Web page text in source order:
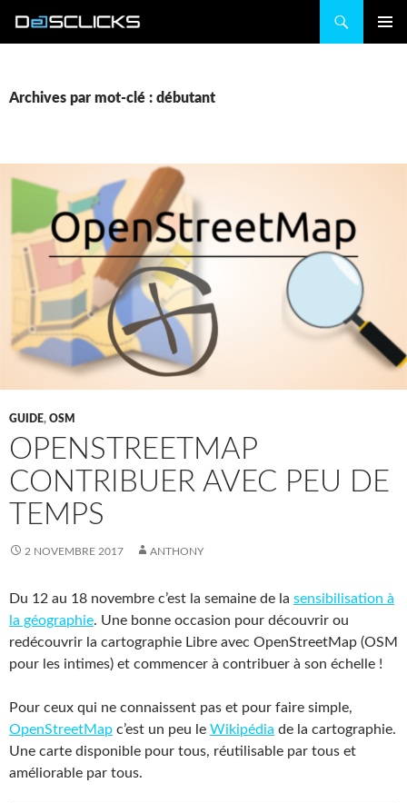
Archives par mot-clé : débutant
GUIDE, OSM
OPENSTREETMAP
CONTRIBUER AVEC PEU DE
TEMPS
2 NOVEMBRE 2017 ANTHONY
Du 12 au 18 novembre c’est la semaine de la sensibilisation à
la géographie. Une bonne occasion pour découvrir ou
redécouvrir la cartographie Libre avec OpenStreetMap (OSM
pour les intimes) et commencer à contribuer à son échelle !
Pour ceux qui ne connaissent pas et pour faire simple,
OpenStreetMap c’est un peu le Wikipédia de la cartographie.
Une carte disponible pour tous, réutilisable par tous et
améliorable par tous.